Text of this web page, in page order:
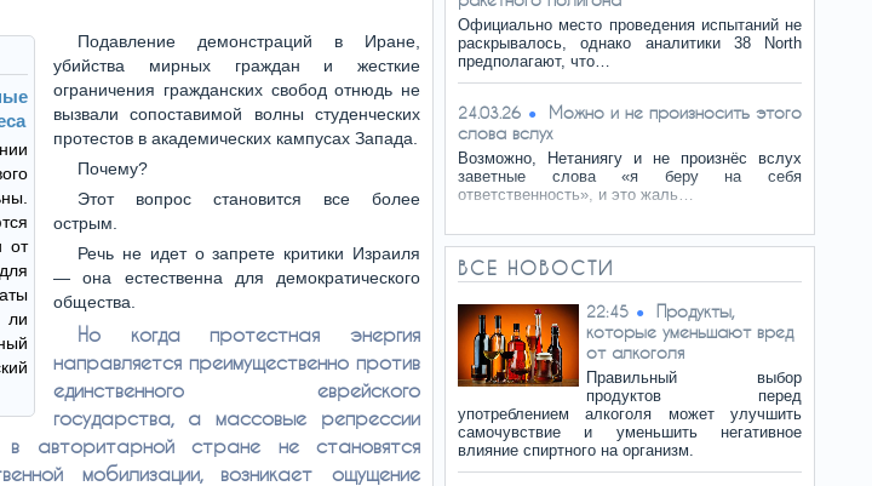
от
ли
Подавление демонстраций в Иране,
убийства мирных граждан и жесткие
ограничения гражданских свобод отнюдь не
вызвали сопоставимой волны студенческих
протестов в академических кампусах Запада.
Почему?
Этот вопрос становится все более
острым.
Речь не идет о запрете критики Израиля
— она естественна для демократического
общества.
Но когда протестная энергия
направляется преимущественно против
единственного еврейского
государства, а массовые репрессии
в авторитарной стране не становятся
мобилизации, возникает ощущение
Официально место проведения испытаний не
раскрывалось, однако аналитики 38 North
предполагают, что…
24.03.26
Можно и не произносить этого
слова вслух
Возможно, Нетаниягу и не произнёс вслух
заветные слова «я беру на себя
ответственность», и это жаль…
ВСЕ НОВОСТИ
22:45
Продукты,
которые уменьшают вред
от алкоголя
Правильный выбор
продуктов перед
употреблением алкоголя может улучшить
самочувствие и уменьшить негативное
влияние спиртного на организм.